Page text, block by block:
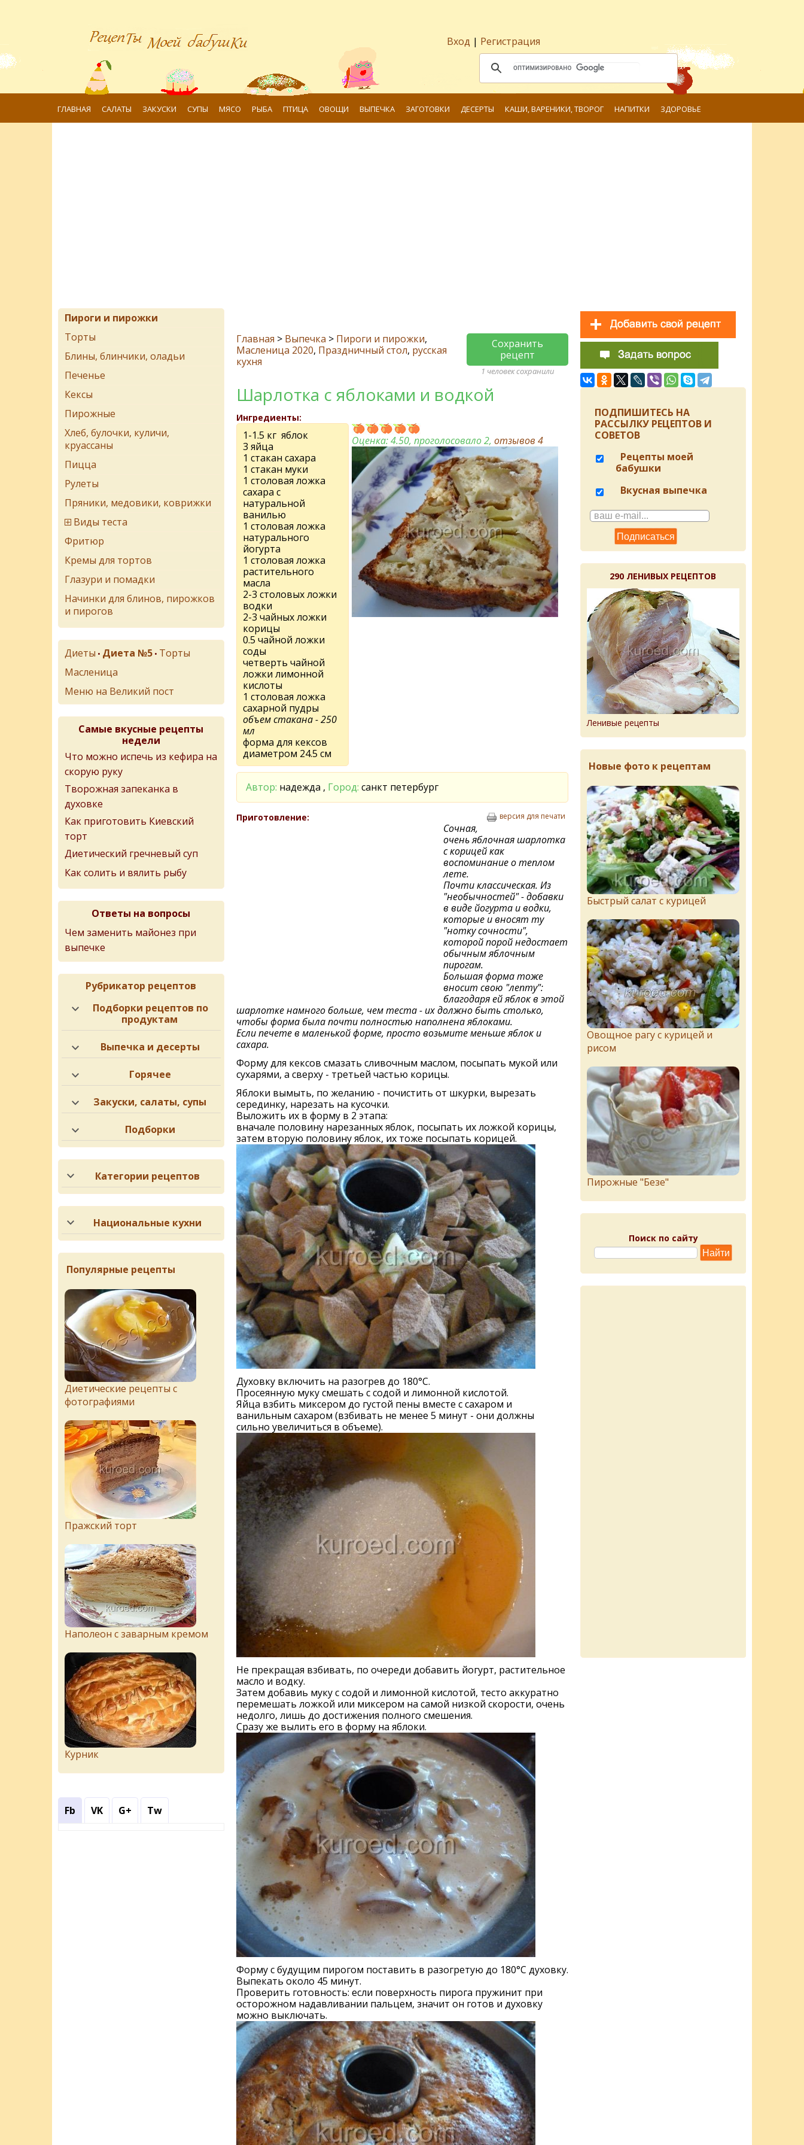
Вход | Регистрация
ГЛАВНАЯ САЛАТЫ ЗАКУСКИ СУПЫ МЯСО РЫБА ПТИЦА ОВОЩИ ВЫПЕЧКА ЗАГОТОВКИ ДЕСЕРТЫ КАШИ, ВАРЕНИКИ, ТВОРОГ НАПИТКИ ЗДОРОВЬЕ
Главная > Выпечка > Пироги и пирожки,
Масленица 2020, Праздничный стол, русская
кухня
Сохранить
рецепт
1 человек сохранили
Шарлотка с яблоками и водкой
Ингредиенты:
1-1.5 кг яблок
3 яйца
1 стакан сахара
1 стакан муки
1 столовая ложка
сахара с
натуральной
ванилью
1 столовая ложка
натурального
йогурта
1 столовая ложка
растительного
масла
2-3 столовых ложки
водки
2-3 чайных ложки
корицы
0.5 чайной ложки
соды
четверть чайной
ложки лимонной
кислоты
1 столовая ложка
сахарной пудры
объем стакана - 250
мл
форма для кексов
диаметром 24.5 см
Оценка:4.50, проголосовало 2,отзывов4
Автор: надежда , Город: санкт петербург
Приготовление: версия для печати
Сочная,
очень яблочная шарлотка
с корицей как
воспоминание о теплом
лете.
Почти классическая. Из
"необычностей" - добавки
в виде йогурта и водки,
которые и вносят ту
"нотку сочности",
которой порой недостает
обычным яблочным
пирогам.
Большая форма тоже
вносит свою "лепту":
благодаря ей яблок в этой
шарлотке намного больше, чем теста - их должно быть столько,
чтобы форма была почти полностью наполнена яблоками.
Если печете в маленькой форме, просто возьмите меньше яблок и
сахара.
Форму для кексов смазать сливочным маслом, посыпать мукой или
сухарями, а сверху - третьей частью корицы.
Яблоки вымыть, по желанию - почистить от шкурки, вырезать
серединку, нарезать на кусочки.
Выложить их в форму в 2 этапа:
вначале половину нарезанных яблок, посыпать их ложкой корицы,
затем вторую половину яблок, их тоже посыпать корицей.
Духовку включить на разогрев до 180°С.
Просеянную муку смешать с содой и лимонной кислотой.
Яйца взбить миксером до густой пены вместе с сахаром и
ванильным сахаром (взбивать не менее 5 минут - они должны
сильно увеличиться в объеме).
Не прекращая взбивать, по очереди добавить йогурт, растительное
масло и водку.
Затем добавиь муку с содой и лимонной кислотой, тесто аккуратно
перемешать ложкой или миксером на самой низкой скорости, очень
недолго, лишь до достижения полного смешения.
Сразу же вылить его в форму на яблоки.
Форму с будущим пирогом поставить в разогретую до 180°С духовку.
Выпекать около 45 минут.
Проверить готовность: если поверхность пирога пружинит при
осторожном надавливании пальцем, значит он готов и духовку
можно выключать.
Пироги и пирожки
Торты
Блины, блинчики, оладьи
Печенье
Кексы
Пирожные
Хлеб, булочки, куличи,
круассаны
Пицца
Рулеты
Пряники, медовики, коврижки
Виды теста
Фритюр
Кремы для тортов
Глазури и помадки
Начинки для блинов, пирожков
и пирогов
Диеты • Диета №5 • Торты
Масленица
Меню на Великий пост
Самые вкусные рецепты
недели
Что можно испечь из кефира на
скорую руку
Творожная запеканка в
духовке
Как приготовить Киевский
торт
Диетический гречневый суп
Как солить и вялить рыбу
Ответы на вопросы
Чем заменить майонез при
выпечке
Рубрикатор рецептов
Подборки рецептов по
продуктам
Выпечка и десерты
Горячее
Закуски, салаты, супы
Подборки
Категории рецептов
Национальные кухни
Популярные рецепты
Диетические рецепты с
фотографиями
Пражский торт
Наполеон с заварным кремом
Курник
Fb VK G+ Tw
ПОДПИШИТЕСЬ НА
РАССЫЛКУ РЕЦЕПТОВ И
СОВЕТОВ
Рецепты моей
бабушки
Вкусная выпечка
290 ЛЕНИВЫХ РЕЦЕПТОВ
Ленивые рецепты
Новые фото к рецептам
Быстрый салат с курицей
Овощное рагу с курицей и
рисом
Пирожныe "Бeзe"
Поиск по сайту